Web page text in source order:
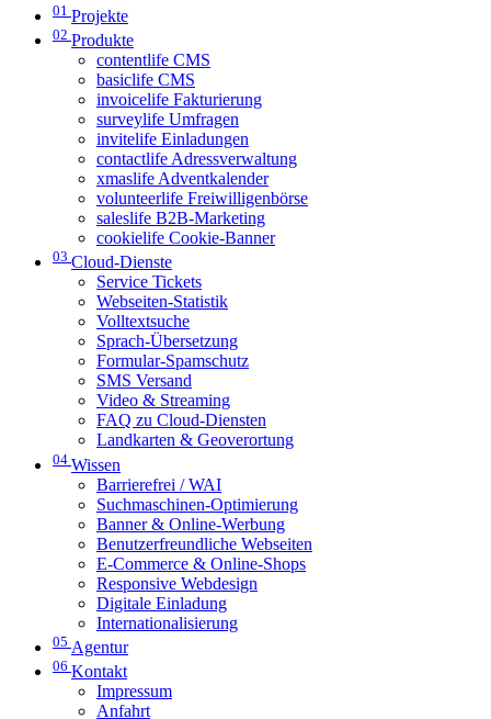
01 Projekte
02 Produkte
contentlife CMS
basiclife CMS
invoicelife Fakturierung
surveylife Umfragen
invitelife Einladungen
contactlife Adressverwaltung
xmaslife Adventkalender
volunteerlife Freiwilligenbörse
saleslife B2B-Marketing
cookielife Cookie-Banner
03 Cloud-Dienste
Service Tickets
Webseiten-Statistik
Volltextsuche
Sprach-Übersetzung
Formular-Spamschutz
SMS Versand
Video & Streaming
FAQ zu Cloud-Diensten
Landkarten & Geoverortung
04 Wissen
Barrierefrei / WAI
Suchmaschinen-Optimierung
Banner & Online-Werbung
Benutzerfreundliche Webseiten
E-Commerce & Online-Shops
Responsive Webdesign
Digitale Einladung
Internationalisierung
05 Agentur
06 Kontakt
Impressum
Anfahrt